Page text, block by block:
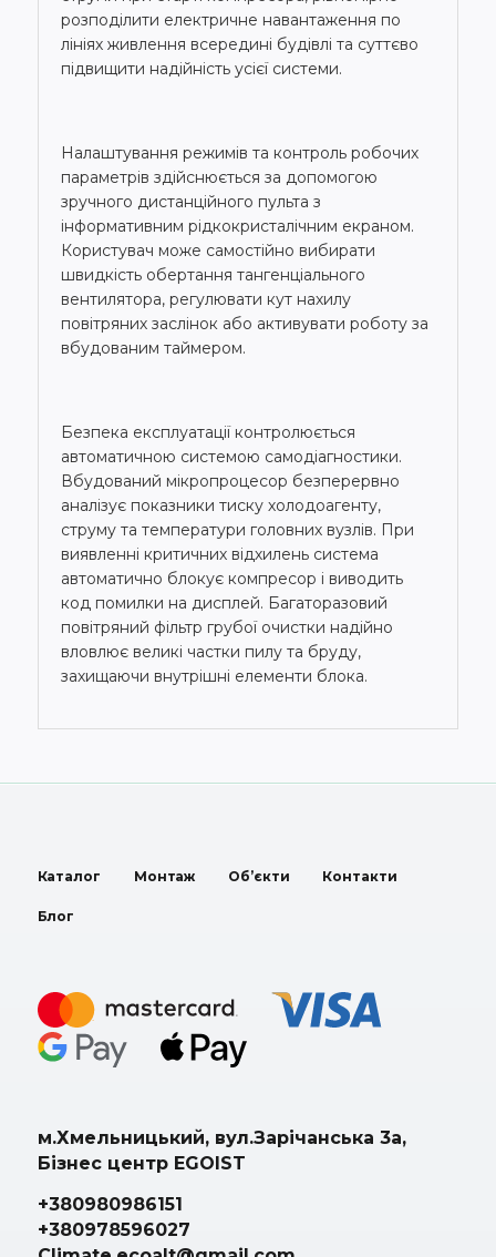
розподілити електричне навантаження по
лініях живлення всередині будівлі та суттєво
підвищити надійність усієї системи.
Налаштування режимів та контроль робочих
параметрів здійснюється за допомогою
зручного дистанційного пульта з
інформативним рідкокристалічним екраном.
Користувач може самостійно вибирати
швидкість обертання тангенціального
вентилятора, регулювати кут нахилу
повітряних заслінок або активувати роботу за
вбудованим таймером.
Безпека експлуатації контролюється
автоматичною системою самодіагностики.
Вбудований мікропроцесор безперервно
аналізує показники тиску холодоагенту,
струму та температури головних вузлів. При
виявленні критичних відхилень система
автоматично блокує компресор і виводить
код помилки на дисплей. Багаторазовий
повітряний фільтр грубої очистки надійно
вловлює великі частки пилу та бруду,
захищаючи внутрішні елементи блока.
Каталог Монтаж Об’єкти Контакти
Блог
м.Хмельницький, вул.Зарічанська 3а,
Бізнес центр EGOIST
+380980986151
+380978596027